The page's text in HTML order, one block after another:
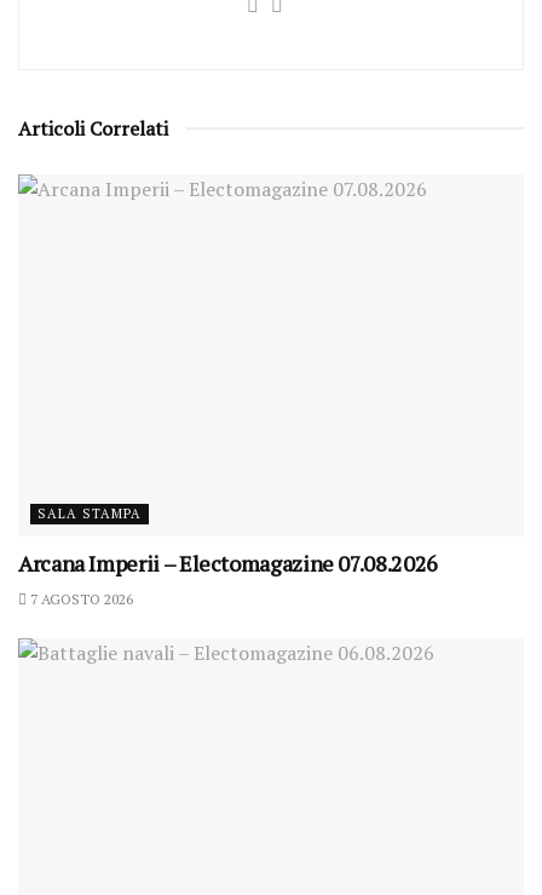
Articoli Correlati
SALA STAMPA
Arcana Imperii – Electomagazine 07.08.2026
7 AGOSTO 2026